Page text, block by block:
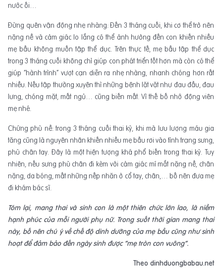
nước ối…
Đừng quên vận động nhẹ nhàng: Đến 3 tháng cuối, khi cơ thể trở nên
nặng nề và cảm giác lo lắng có thể ảnh hưởng đến con khiến nhiều
mẹ bầu không muốn tập thể dục. Trên thực tế, mẹ bầu tập thể dục
trong 3 tháng cuối không chỉ giúp con phát triển tốt hơn mà còn có thể
giúp “hành trình” vượt cạn diễn ra nhẹ nhàng, nhanh chóng hơn rất
nhiều. Nếu tập thường xuyên thì những bệnh lặt vặt như đau đầu, đau
lưng, chóng mặt, mất ngủ… cũng biến mất. Vì thế bố nhớ động viên
mẹ nhé.
Chứng phù nề: trong 3 tháng cuối thai kỳ, khi mà lưu lượng máu gia
tăng cũng là nguyên nhân khiến nhiều mẹ bầu rơi vào tình trạng sưng,
phù chân tay. Đây là một hiện tượng khá phổ biến trong thai kỳ. Tuy
nhiên, nếu sưng phù chân đi kèm với cảm giác mí mắt nặng nề, chân
nặng, da bóng, mất những nếp nhăn ở cổ tay, chân,… bố nên đưa mẹ
đi khám bác sĩ.
Tóm lại, mang thai và sinh con là một thiên chức lớn lao, là niềm
hạnh phúc của mỗi người phụ nữ. Trong suốt thời gian mang thai
này, bố nên chú ý về chế độ dinh dưỡng của mẹ bầu cũng như sinh
hoạt để đảm bảo đến ngày sinh được “mẹ tròn con vuông”.
Theo dinhduongbabau.net